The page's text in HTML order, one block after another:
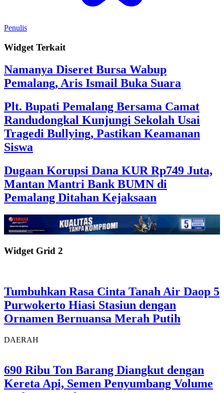
Penulis
Widget Terkait
Namanya Diseret Bursa Wabup
Pemalang, Aris Ismail Buka Suara
Plt. Bupati Pemalang Bersama Camat
Randudongkal Kunjungi Sekolah Usai
Tragedi Bullying, Pastikan Keamanan
Siswa
Dugaan Korupsi Dana KUR Rp749 Juta,
Mantan Mantri Bank BUMN di
Pemalang Ditahan Kejaksaan
Widget Grid 2
Tumbuhkan Rasa Cinta Tanah Air Daop 5
Purwokerto Hiasi Stasiun dengan
Ornamen Bernuansa Merah Putih
DAERAH
690 Ribu Ton Barang Diangkut dengan
Kereta Api, Semen Penyumbang Volume